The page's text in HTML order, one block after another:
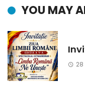
YOU MAY